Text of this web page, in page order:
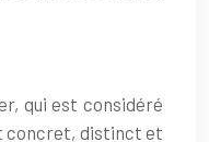
qui est considéré
concret, distinct et